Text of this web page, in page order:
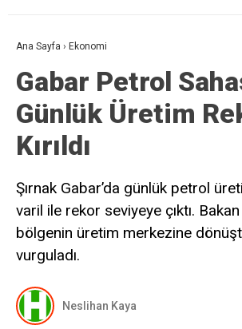
Ana Sayfa › Ekonomi
Gabar Petrol
Günlük Üretim
Kırıldı
Şırnak Gabar’da günlük petrol
varil ile rekor seviyeye çıktı.
bölgenin üretim merkezine
vurguladı.
Neslihan Kaya